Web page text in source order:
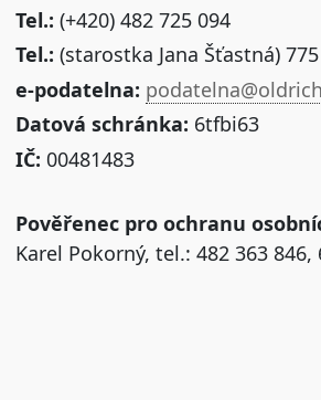
Tel.: (+420) 482 725 094
Tel.: (starostka Jana Šťastná)
e-podatelna:
Datová schránka: 6tfbi63
IČ: 00481483
Pověřenec pro ochranu
Karel Pokorný, tel.: 482 363 846,